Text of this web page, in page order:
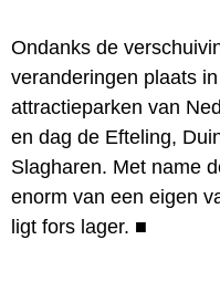
Ondanks de
veranderingen plaats
attractieparken van
en dag de Efteling,
Slagharen. Met name
enorm van een eigen
ligt fors lager. ■